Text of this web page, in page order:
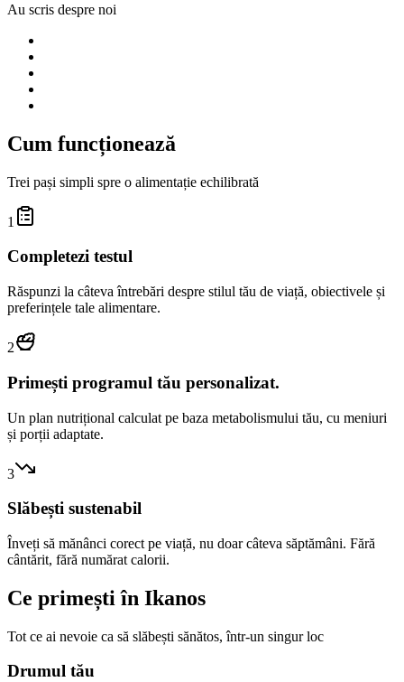
Au scris despre noi
Cum funcționează
Trei pași simpli spre o alimentație echilibrată
1
Completezi testul
Răspunzi la câteva întrebări despre stilul tău de viață, obiectivele și
preferințele tale alimentare.
2
Primești programul tău personalizat.
Un plan nutrițional calculat pe baza metabolismului tău, cu meniuri
și porții adaptate.
3
Slăbești sustenabil
Înveți să mănânci corect pe viață, nu doar câteva săptămâni. Fără
cântărit, fără numărat calorii.
Ce primești în Ikanos
Tot ce ai nevoie ca să slăbești sănătos, într-un singur loc
Drumul tău